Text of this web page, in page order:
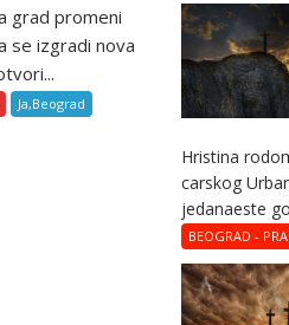
grad promeni
se izgradi nova
Ja,Beograd
Hristina
carskog
јеdanaеstе
BEOGRAD -